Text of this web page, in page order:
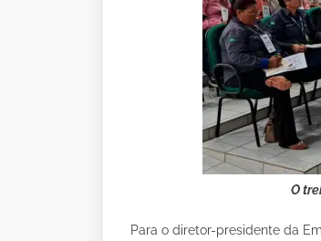
O
Para o diretor-presidente da